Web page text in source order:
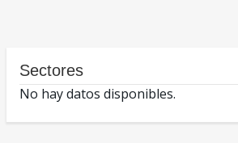
Sectores
No hay datos disponibles.